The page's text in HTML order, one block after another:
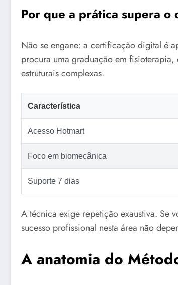
Por que a prática supera o
Não se engane: a certificação digital é
procura uma graduação em
estruturais complexas.
Característica
Acesso Hotmart
Foco em biomecânica
Suporte 7 dias
A técnica exige repetição exaustiva. Se
sucesso profissional nesta área não
A anatomia do